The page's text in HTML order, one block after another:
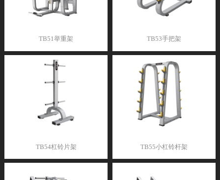
TB51举重架 TB53手把架
TB54杠铃片架 TB55小杠铃杆架